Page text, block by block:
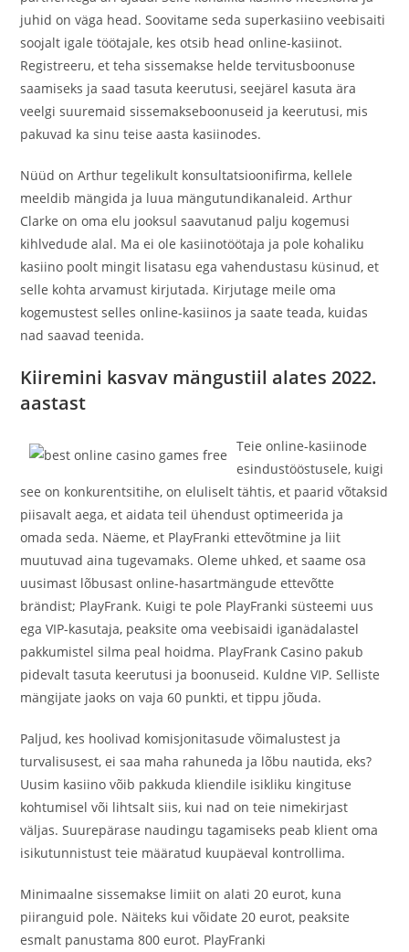
juhid on väga head. Soovitame seda superkasiino veebisaiti
soojalt igale töötajale, kes otsib head online-kasiinot.
Registreeru, et teha sissemakse helde tervitusboonuse
saamiseks ja saad tasuta keerutusi, seejärel kasuta ära
veelgi suuremaid sissemakseboonuseid ja keerutusi, mis
pakuvad ka sinu teise aasta kasiinodes.
Nüüd on Arthur tegelikult konsultatsioonifirma, kellele
meeldib mängida ja luua mängutundikanaleid. Arthur
Clarke on oma elu jooksul saavutanud palju kogemusi
kihlvedude alal. Ma ei ole kasiinotöötaja ja pole kohaliku
kasiino poolt mingit lisatasu ega vahendustasu küsinud, et
selle kohta arvamust kirjutada. Kirjutage meile oma
kogemustest selles online-kasiinos ja saate teada, kuidas
nad saavad teenida.
Kiiremini kasvav mängustiil alates 2022.
aastast
Teie online-kasiinode
esindustööstusele, kuigi
see on konkurentsitihe, on eluliselt tähtis, et paarid võtaksid
piisavalt aega, et aidata teil ühendust optimeerida ja
omada seda. Näeme, et PlayFranki ettevõtmine ja liit
muutuvad aina tugevamaks. Oleme uhked, et saame osa
uusimast lõbusast online-hasartmängude ettevõtte
brändist; PlayFrank. Kuigi te pole PlayFranki süsteemi uus
ega VIP-kasutaja, peaksite oma veebisaidi iganädalastel
pakkumistel silma peal hoidma. PlayFrank Casino pakub
pidevalt tasuta keerutusi ja boonuseid. Kuldne VIP. Selliste
mängijate jaoks on vaja 60 punkti, et tippu jõuda.
Paljud, kes hoolivad komisjonitasude võimalustest ja
turvalisusest, ei saa maha rahuneda ja lõbu nautida, eks?
Uusim kasiino võib pakkuda kliendile isikliku kingituse
kohtumisel või lihtsalt siis, kui nad on teie nimekirjast
väljas. Suurepärase naudingu tagamiseks peab klient oma
isikutunnistust teie määratud kuupäeval kontrollima.
Minimaalne sissemakse limiit on alati 20 eurot, kuna
piiranguid pole. Näiteks kui võidate 20 eurot, peaksite
esmalt panustama 800 eurot. PlayFranki